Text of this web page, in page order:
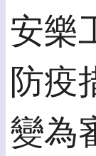
安樂
防疫
變為